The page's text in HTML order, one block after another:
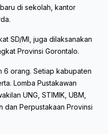
di sekolah, kantor
SD/MI, juga dilaksanakan
Provinsi Gorontalo.
6 orang. Setiap kabupaten
Lomba Pustakawan
UNG, STIMIK, UBM,
dan Perpustakaan Provinsi